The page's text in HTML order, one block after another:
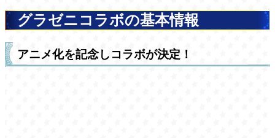
グラゼニコラボの基本情報
アニメ化を記念しコラボが決定！